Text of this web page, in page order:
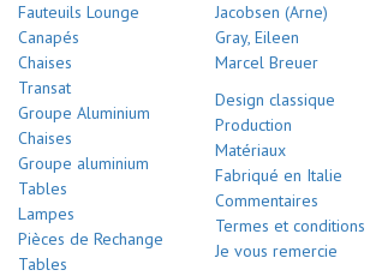
Fauteuils Lounge
Canapés
Chaises
Transat
Groupe Aluminium
Chaises
Groupe aluminium
Tables
Lampes
Pièces de Rechange
Tables
Jacobsen (Arne)
Gray, Eileen
Marcel Breuer
Design classique
Production
Matériaux
Fabriqué en Italie
Commentaires
Termes et conditions
Je vous remercie